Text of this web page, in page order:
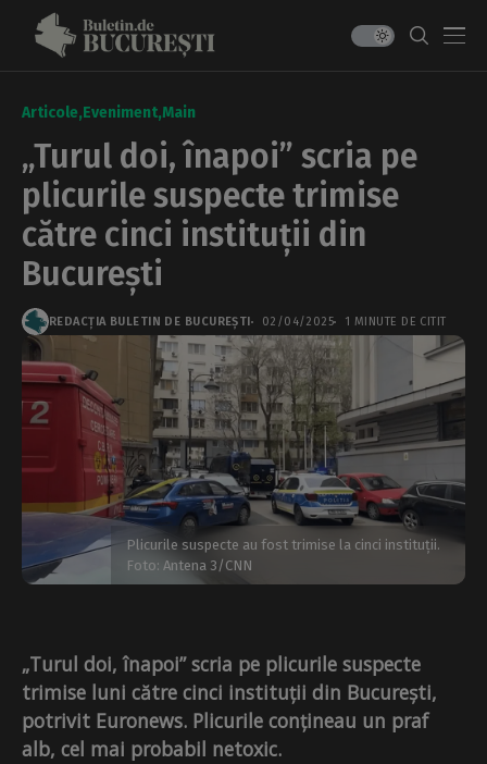
Articole Eveniment Main
„Turul doi, înapoi” scria pe
plicurile suspecte trimise
către cinci instituții din
București
REDACȚIA BULETIN DE BUCUREȘTI 02/04/2025 1 MINUTE DE CITIT
Plicurile suspecte au fost trimise la cinci instituții.
Foto: Antena 3/CNN
„Turul doi, înapoi” scria pe plicurile suspecte
trimise luni către cinci instituții din București,
potrivit Euronews. Plicurile conțineau un praf
alb, cel mai probabil netoxic.